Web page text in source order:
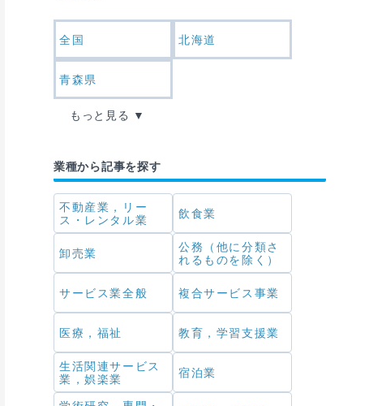
全国 北海道
青森県
もっと見る
業種から記事を探す
不動産業，リー
ス・レンタル業
飲食業
卸売業
公務（他に分類さ
れるものを除く）
サービス業全般 複合サービス事業
医療，福祉 教育，学習支援業
生活関連サービス
業，娯楽業
宿泊業